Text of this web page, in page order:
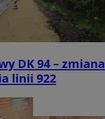
DK 94 – zmiana
linii 922